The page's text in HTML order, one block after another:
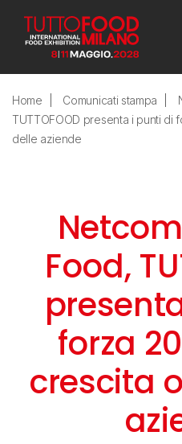
Home Comunicati stampa
TUTTOFOOD presenta i punti di
delle aziende
Food,
forza
crescita